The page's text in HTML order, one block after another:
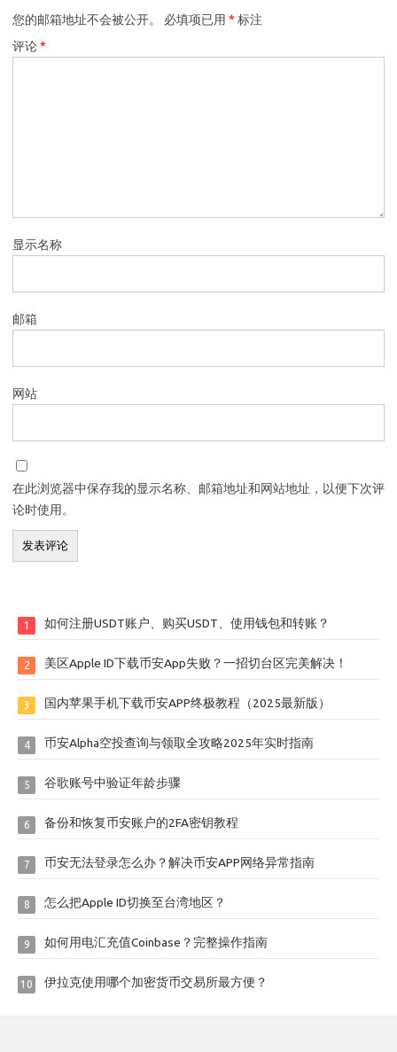
您的邮箱地址不会被公开。 必填项已用 * 标注
评论*
显示名称
邮箱
网站
在此浏览器中保存我的显示名称、邮箱地址和网站地址，以便下次评
论时使用。
1 如何注册USDT账户、购买USDT、使用钱包和转账？
2 美区Apple ID下载币安App失败？一招切台区完美解决！
3 国内苹果手机下载币安APP终极教程（2025最新版）
4 币安Alpha空投查询与领取全攻略2025年实时指南
5 谷歌账号中验证年龄步骤
6 备份和恢复币安账户的2FA密钥教程
7 币安无法登录怎么办？解决币安APP网络异常指南
8 怎么把Apple ID切换至台湾地区？
9 如何用电汇充值Coinbase？完整操作指南
10 伊拉克使用哪个加密货币交易所最方便？